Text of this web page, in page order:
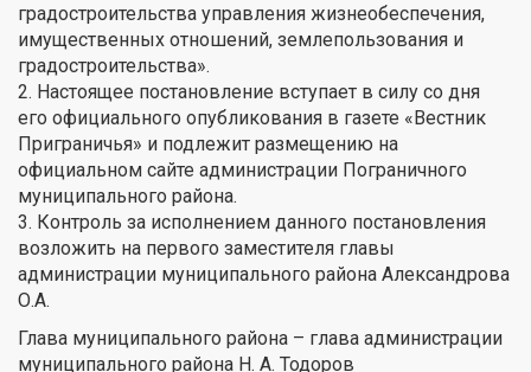
градостроительства управления жизнеобеспечения,
имущественных отношений, землепользования и
градостроительства».
2. Настоящее постановление вступает в силу со дня
его официального опубликования в газете «Вестник
Приграничья» и подлежит размещению на
официальном сайте администрации Пограничного
муниципального района.
3. Контроль за исполнением данного постановления
возложить на первого заместителя главы
администрации муниципального района Александрова
О.А.
Глава муниципального района – глава администрации
муниципального района Н. А. Тодоров